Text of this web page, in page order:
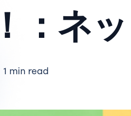
：ネ
1 min read